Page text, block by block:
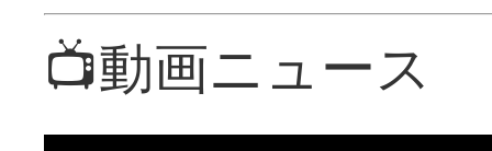
📺動画ニュース